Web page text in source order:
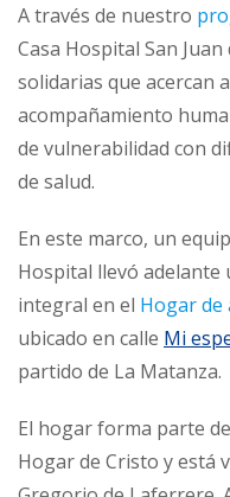
A través de nuestro
Casa Hospital San
solidarias que acercan
acompañamiento
de vulnerabilidad con
de salud.
En este marco, un
Hospital llevó adelante
integral en el Hogar de
ubicado en calle Mi
partido de La Matanza.
El hogar forma parte
Hogar de Cristo y está